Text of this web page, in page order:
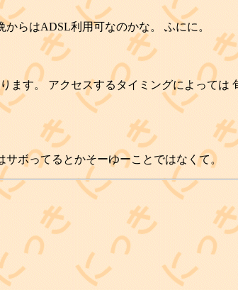
らはADSL利用可なのかな。 ふにに。
ます。 アクセスするタイミングによっては
ボってるとかそーゆーことではなくて。